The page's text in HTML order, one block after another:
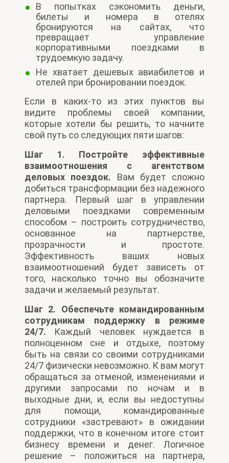
В попытках сэкономить деньги,
билеты и номера в отелях
бронируются на сайтах, что
превращает управление
корпоративными поездками в
трудоемкую задачу.
Не хватает дешевых авиабилетов и
отелей при бронировании поездок.
Если в каких-то из этих пунктов вы
видите проблемы своей компании,
которые хотели бы решить, то начните
свой путь со следующих пяти шагов:
Шаг 1. Постройте эффективные
взаимоотношения с агентством
деловых поездок. Вам будет сложно
добиться трансформации без надежного
партнера. Первый шаг в управлении
деловыми поездками современным
способом – построить сотрудничество,
основанное на партнерстве,
прозрачности и простоте.
Эффективность ваших новых
взаимоотношений будет зависеть от
того, насколько точно вы обозначите
задачи и желаемый результат.
Шаг 2. Обеспечьте командированным
сотрудникам поддержку в режиме
24/7. Каждый человек нуждается в
полноценном сне и отдыхе, поэтому
быть на связи со своими сотрудниками
24/7 физически невозможно. К вам могут
обращаться за отменой, изменениями и
другими запросами по ночам и в
выходные дни, и, если вы недоступны
для помощи, командированные
сотрудники «застревают» в ожидании
поддержки, что в конечном итоге стоит
бизнесу времени и денег. Логичное
решение – положиться на партнера,